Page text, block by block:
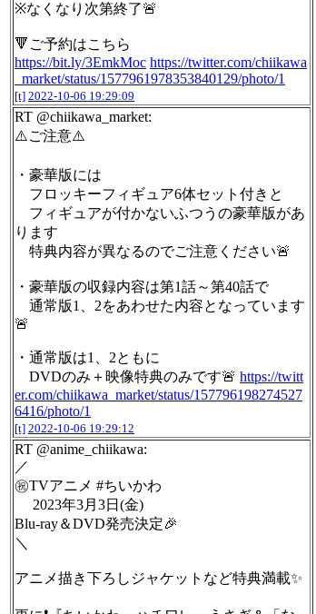
※なくなり次第終了🚨
🔻ご予約はこちら
https://bit.ly/3EmkMoc https://twitter.com/chiikawa
_market/status/1577961978353840129/photo/1
[t] 2022-10-06 19:29:09
RT @chiikawa_market:
⚠️ご注意⚠️
・豪華版には
フロッキーフィギュア6体セット付きと
フィギュアが付かないふつうの豪華版があ
ります
特典内容が異なるのでご注意ください🚨
・豪華版の収録内容は第1話～第40話で
通常版1、2をあわせた内容となっています
🚨
・通常版は1、2ともに
DVDのみ＋映像特典のみです🚨 https://twitt
er.com/chiikawa_market/status/157796198274527
6416/photo/1
[t] 2022-10-06 19:29:12
RT @anime_chiikawa:
／
㊗TVアニメ #ちいかわ
2023年3月3日(金)
Blu-ray＆DVD発売決定🎉
＼
アニメ描き下ろしジャケットなど特典満載✨